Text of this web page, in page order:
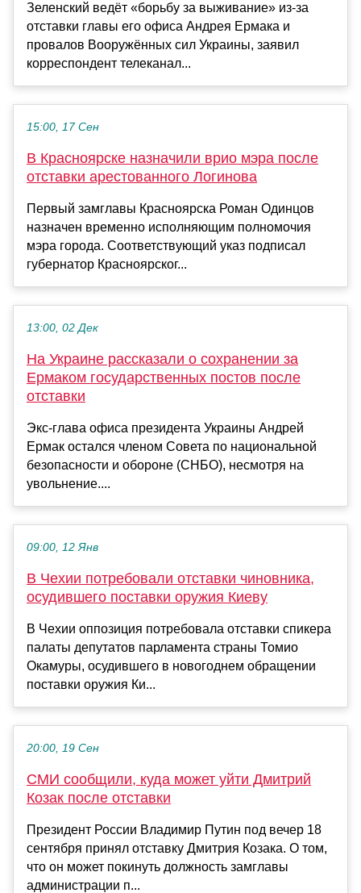
Зеленский ведёт «борьбу за выживание» из-за
отставки главы его офиса Андрея Ермака и
провалов Вооружённых сил Украины, заявил
корреспондент телеканал...
15:00, 17 Сен
В Красноярске назначили врио мэра после
отставки арестованного Логинова
Первый замглавы Красноярска Роман Одинцов
назначен временно исполняющим полномочия
мэра города. Соответствующий указ подписал
губернатор Красноярског...
13:00, 02 Дек
На Украине рассказали о сохранении за
Ермаком государственных постов после
отставки
Экс-глава офиса президента Украины Андрей
Ермак остался членом Совета по национальной
безопасности и обороне (СНБО), несмотря на
увольнение....
09:00, 12 Янв
В Чехии потребовали отставки чиновника,
осудившего поставки оружия Киеву
В Чехии оппозиция потребовала отставки спикера
палаты депутатов парламента страны Томио
Окамуры, осудившего в новогоднем обращении
поставки оружия Ки...
20:00, 19 Сен
СМИ сообщили, куда может уйти Дмитрий
Козак после отставки
Президент России Владимир Путин под вечер 18
сентября принял отставку Дмитрия Козака. О том,
что он может покинуть должность замглавы
администрации п...